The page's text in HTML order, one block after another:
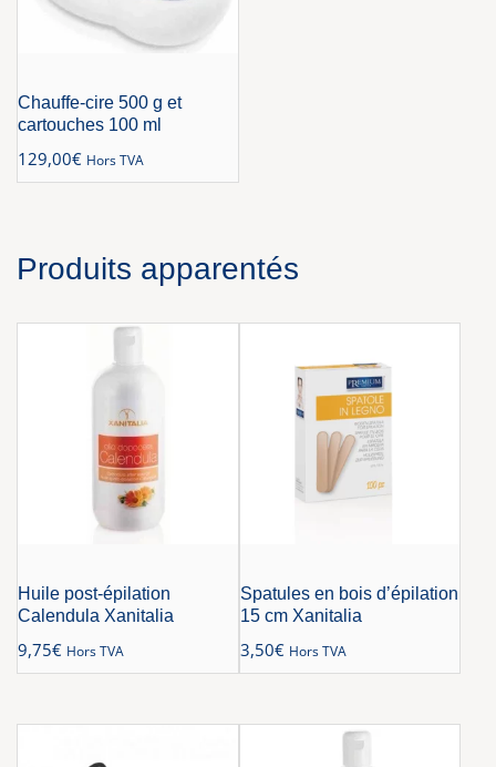
Chauffe-cire 500 g et
cartouches 100 ml
129,00€ Hors TVA
Produits apparentés
Huile post-épilation
Calendula Xanitalia
9,75€ Hors TVA
Spatules en bois d’épilation
15 cm Xanitalia
3,50€ Hors TVA